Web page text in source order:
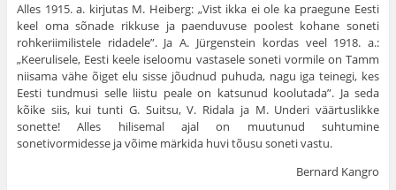
Alles 1915. a. kirjutas M. Heiberg: „Vist ikka ei ole ka praegune Eesti
keel oma sõnade rikkuse ja paenduvuse poolest kohane soneti
rohkeriimilistele ridadele”. Ja A. Jürgenstein kordas veel 1918. a.:
„Keerulisele, Eesti keele iseloomu vastasele soneti vormile on Tamm
niisama vähe õiget elu sisse jõudnud puhuda, nagu iga teinegi, kes
Eesti tundmusi selle liistu peale on katsunud koolutada”. Ja seda
kõike siis, kui tunti G. Suitsu, V. Ridala ja M. Underi väärtuslikke
sonette! Alles hilisemal ajal on muutunud suhtumine
sonetivormidesse ja võime märkida huvi tõusu soneti vastu.
Bernard Kangro